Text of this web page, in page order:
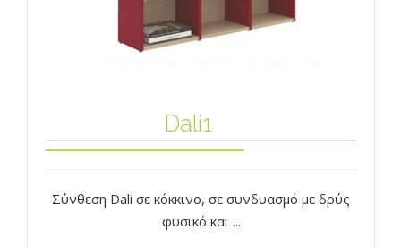
Dali1
Σύνθεση Dali σε κόκκινο, σε συνδυασμό με δρύς
φυσικό και ...